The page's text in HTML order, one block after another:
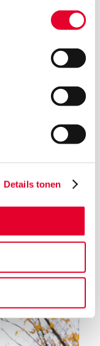
Details tonen